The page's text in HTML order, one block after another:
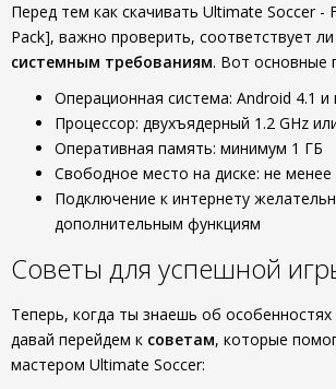
Перед тем как скачивать Ultimate Soccer
Pack], важно проверить, соответствует
системным требованиям. Вот основные
Операционная система: Android 4.1
Процессор: двухъядерный 1.2 GHz
Оперативная память: минимум 1 ГБ
Свободное место на диске: не
Подключение к интернету
дополнительным функциям
Советы для успешной
Теперь, когда ты знаешь об
давай перейдем к советам, которые
мастером Ultimate Soccer: